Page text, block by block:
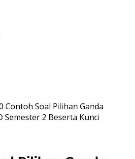
Contoh Soal Pilihan Ganda
Semester 2 Beserta Kunci